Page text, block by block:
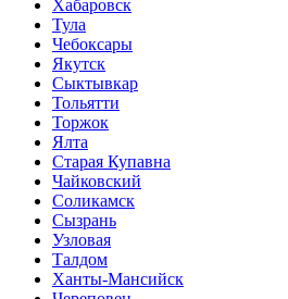
Хабаровск
Тула
Чебоксары
Якутск
Сыктывкар
Тольятти
Торжок
Ялта
Старая Купавна
Чайковский
Соликамск
Сызрань
Узловая
Талдом
Ханты-Мансийск